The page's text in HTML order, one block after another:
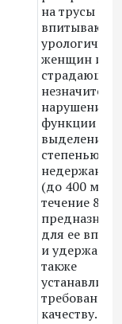
на трусы
женщин и
страдающих
нарушением
функции
выделения -
степенью
недержания
(до 400 мл в
течение 8 ч),
для ее
и
также
требования
качеству.